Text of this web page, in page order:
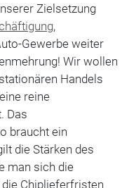
Zielsetzung
,
Gewerbe weiter
Wir wollen
Handels
reine
Das
braucht ein
die Stärken des
man sich die
Chiplieferfristen